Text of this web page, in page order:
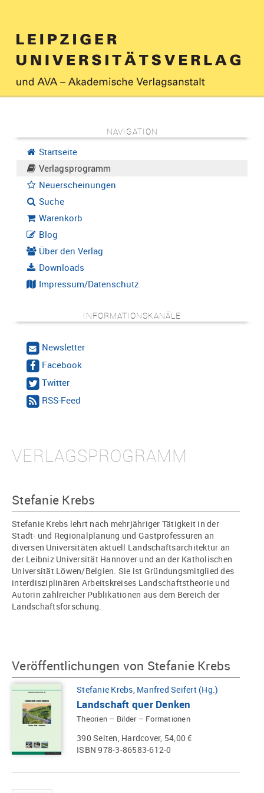
NAVIGATION
Startseite
Verlagsprogramm
Neuerscheinungen
Suche
Warenkorb
Blog
Über den Verlag
Downloads
Impressum/Datenschutz
INFORMATIONSKANÄLE
Newsletter
Facebook
Twitter
RSS-Feed
VERLAGSPROGRAMM
Stefanie Krebs
Stefanie Krebs lehrt nach mehrjähriger Tätigkeit in der
Stadt- und Regionalplanung und Gastprofessuren an
diversen Universitäten aktuell Landschaftsarchitektur an
der Leibniz Universität Hannover und an der Katholischen
Universität Löwen/Belgien. Sie ist Gründungsmitglied des
interdisziplinären Arbeitskreises Landschaftstheorie und
Autorin zahlreicher Publikationen aus dem Bereich der
Landschaftsforschung.
Veröffentlichungen von Stefanie Krebs
Stefanie Krebs, Manfred Seifert (Hg.)
Landschaft quer Denken
Theorien – Bilder – Formationen
390 Seiten, Hardcover, 54,00 €
ISBN 978-3-86583-612-0